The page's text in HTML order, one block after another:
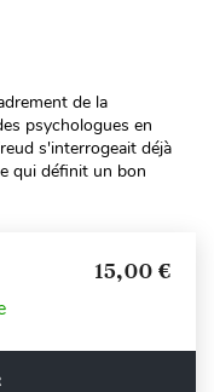
de la
psychologues en
s'interrogeait déjà
qui définit un bon
15,00 €